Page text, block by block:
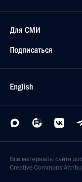
Для СМИ
Подписаться
English
Все материалы сайта
Creative Commons